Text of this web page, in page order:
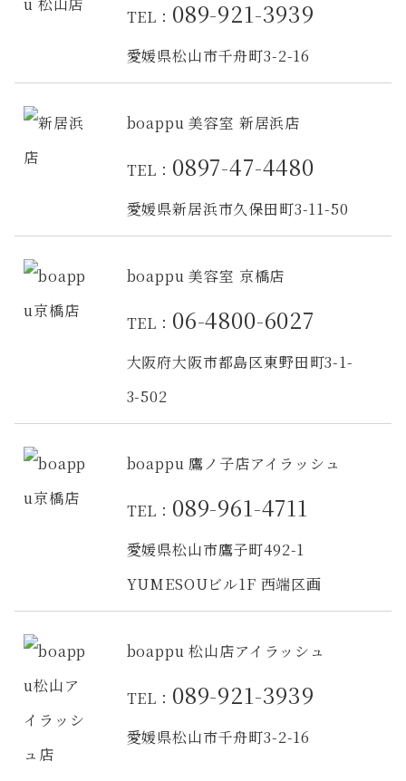
TEL： 089-921-3939
愛媛県松山市千舟町3-2-16
boappu 美容室 新居浜店
TEL： 0897-47-4480
愛媛県新居浜市久保田町3-11-50
boappu 美容室 京橋店
TEL： 06-4800-6027
大阪府大阪市都島区東野田町3-1-
3-502
boappu 鷹ノ子店アイラッシュ
TEL： 089-961-4711
愛媛県松山市鷹子町492-1
YUMESOUビル1F 西端区画
boappu 松山店アイラッシュ
TEL： 089-921-3939
愛媛県松山市千舟町3-2-16